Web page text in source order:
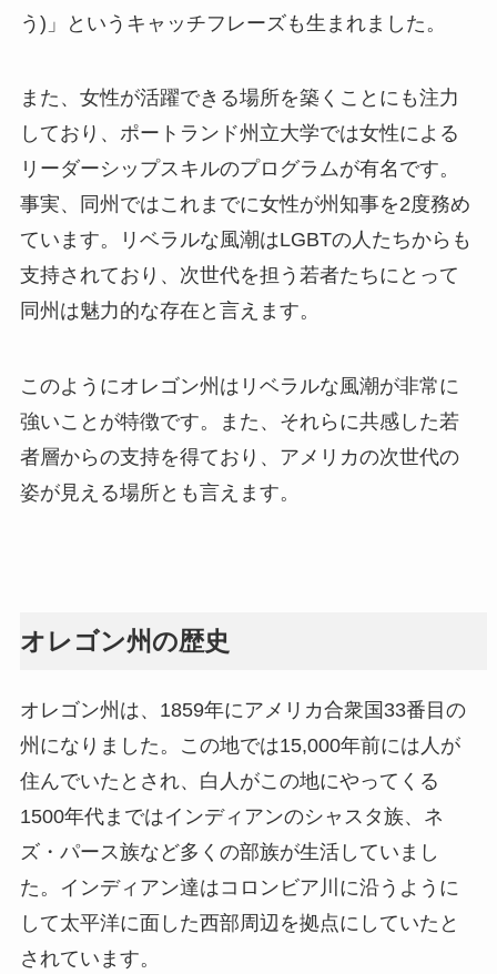
う)」というキャッチフレーズも生まれました。
また、女性が活躍できる場所を築くことにも注力
しており、ポートランド州立大学では女性による
リーダーシップスキルのプログラムが有名です。
事実、同州ではこれまでに女性が州知事を2度務め
ています。リベラルな風潮はLGBTの人たちからも
支持されており、次世代を担う若者たちにとって
同州は魅力的な存在と言えます。
このようにオレゴン州はリベラルな風潮が非常に
強いことが特徴です。また、それらに共感した若
者層からの支持を得ており、アメリカの次世代の
姿が見える場所とも言えます。
オレゴン州の歴史
オレゴン州は、1859年にアメリカ合衆国33番目の
州になりました。この地では15,000年前には人が
住んでいたとされ、白人がこの地にやってくる
1500年代まではインディアンのシャスタ族、ネ
ズ・パース族など多くの部族が生活していまし
た。インディアン達はコロンビア川に沿うように
して太平洋に面した西部周辺を拠点にしていたと
されています。